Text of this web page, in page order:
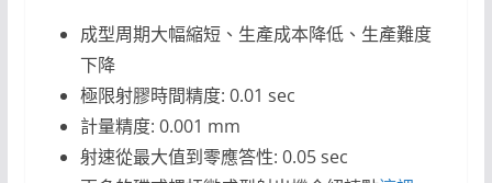
成型周期大幅縮短、生產成本降低、生產難度
下降
極限射膠時間精度: 0.01 sec
計量精度: 0.001 mm
射速從最大值到零應答性: 0.05 sec